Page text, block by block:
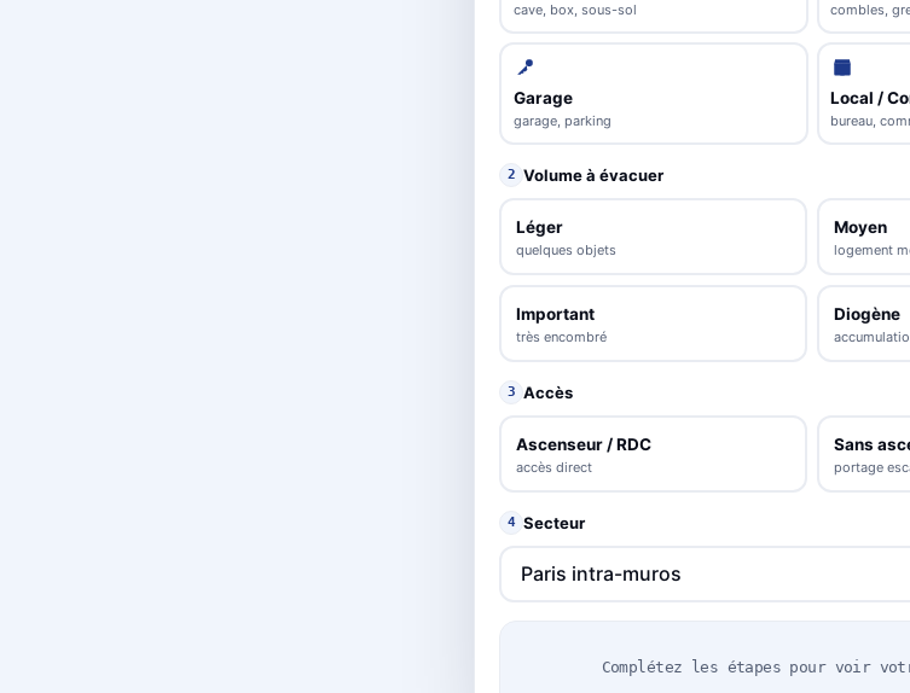
cave, box, sous-sol combles,
Garage
garage, parking
Local /
bureau,
2 Volume à évacuer
Léger
quelques objets
Moyen
logement
Important
très encombré
Diogène
3 Accès
Ascenseur / RDC
accès direct
Sans
portage
4 Secteur
Complétez les étapes pour voir